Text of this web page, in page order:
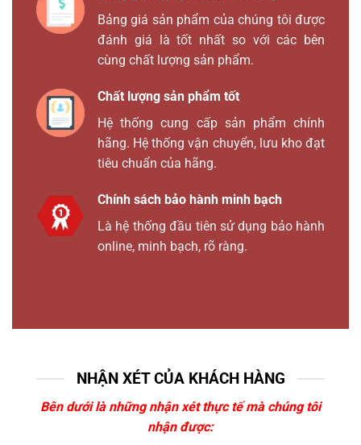
Bảng giá sản phẩm của chúng tôi được
đánh giá là tốt nhất so với các bên
cùng chất lượng sản phẩm.
Chất lượng sản phẩm tốt
Hệ thống cung cấp sản phẩm chính
hãng. Hệ thống vận chuyển, lưu kho đạt
tiêu chuẩn của hãng.
Chính sách bảo hành minh bạch
Là hệ thống đầu tiên sử dụng bảo hành
online, minh bạch, rõ ràng.
NHẬN XÉT CỦA KHÁCH HÀNG
Bên dưới là những nhận xét thực tế mà chúng tôi
nhận được: